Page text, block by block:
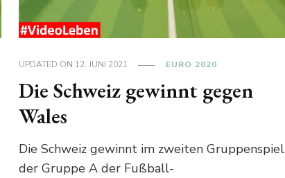
UPDATED ON 12. JUNI 2021 EURO 2020
Die Schweiz gewinnt gegen
Wales
Die Schweiz gewinnt im zweiten Gruppenspiel
der Gruppe A der Fußball-